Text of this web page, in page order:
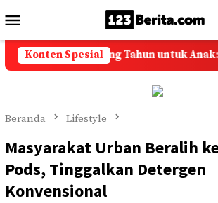
ke
kontenMobile
Konten Spesial
Selamat Ulang Tahun untuk Anak: 50
Beranda Lifestyle
Masyarakat Urban Beralih
Pods, Tinggalkan Detergen
Konvensional